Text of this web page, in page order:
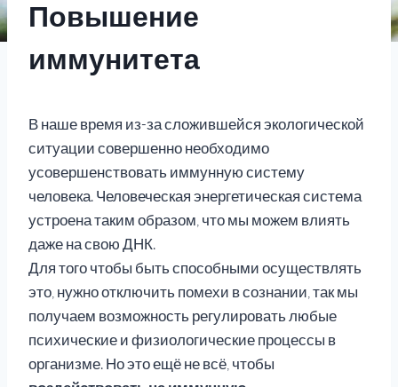
Повышение
иммунитета
В наше время из-за сложившейся экологической
ситуации совершенно необходимо
усовершенствовать иммунную систему
человека. Человеческая энергетическая система
устроена таким образом, что мы можем влиять
даже на свою ДНК.
Для того чтобы быть способными осуществлять
это, нужно отключить помехи в сознании, так мы
получаем возможность регулировать любые
психические и физиологические процессы в
организме. Но это ещё не всё, чтобы